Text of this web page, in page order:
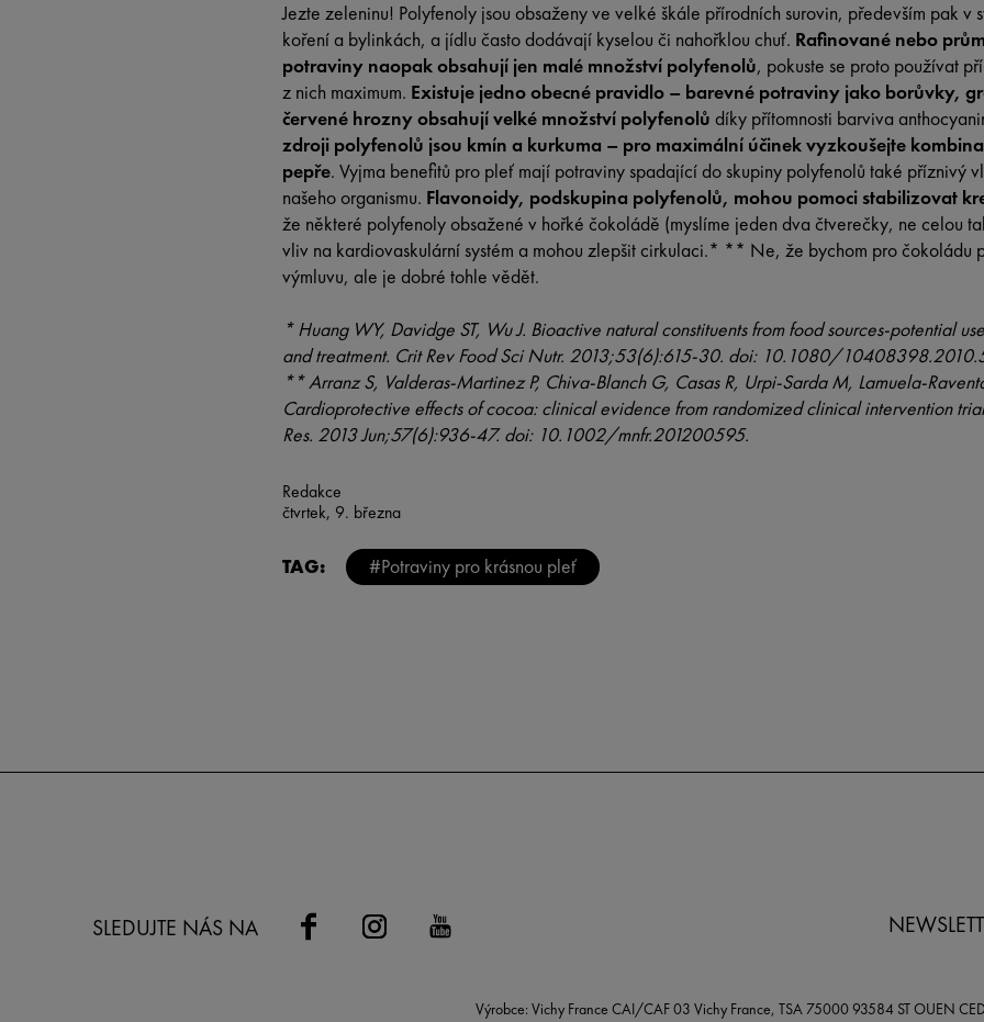
Jezte zeleninu! Polyfenoly jsou obsaženy ve velké škále přírodních surovin, především pak v
koření a bylinkách, a jídlu často dodávají kyselou či nahořklou chuť. Rafinované nebo
potraviny naopak obsahují jen malé množství polyfenolů, pokuste se proto používat
z nich maximum. Existuje jedno obecné pravidlo – barevné potraviny jako borůvky,
červené hrozny obsahují velké množství polyfenolů díky přítomnosti barviva
zdroji polyfenolů jsou kmín a kurkuma – pro maximální účinek vyzkoušejte
pepře. Vyjma benefitů pro pleť mají potraviny spadající do skupiny polyfenolů také příznivý
našeho organismu. Flavonoidy, podskupina polyfenolů, mohou pomoci stabilizovat
že některé polyfenoly obsažené v hořké čokoládě (myslíme jeden dva čtverečky, ne celou
vliv na kardiovaskulární systém a mohou zlepšit cirkulaci.* ** Ne, že bychom pro čokoládu
výmluvu, ale je dobré tohle vědět.
*Huang WY, Davidge ST, Wu J. Bioactive natural constituents from food sources-potential
and treatment. Crit Rev Food Sci Nutr. 2013;53(6):615-30. doi: 10.1080/
** Arranz S, Valderas-Martinez P, Chiva-Blanch G, Casas R, Urpi-Sarda M, Lamuela-
Cardioprotective effects of cocoa: clinical evidence from randomized clinical intervention
Res. 2013 Jun;57(6):936-47. doi: 10.1002/mnfr.201200595.
Redakce
čtvrtek, 9. března
TAG: #Potraviny pro krásnou pleť
SLEDUJTE NÁS NA
Výrobce: Vichy France CAI/CAF 03 Vichy France, TSA 75000 93584 ST OUEN